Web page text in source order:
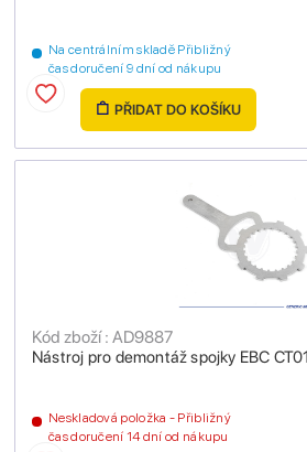
Na centrálním skladě Přibližný
čas doručení 9 dní od nákupu
PŘIDAT DO KOŠÍKU
Nástroj pro demontáž spojky EBC
Kód zboží : AD9887
Neskladová položka - Přibližný
čas doručení 14 dní od nákupu